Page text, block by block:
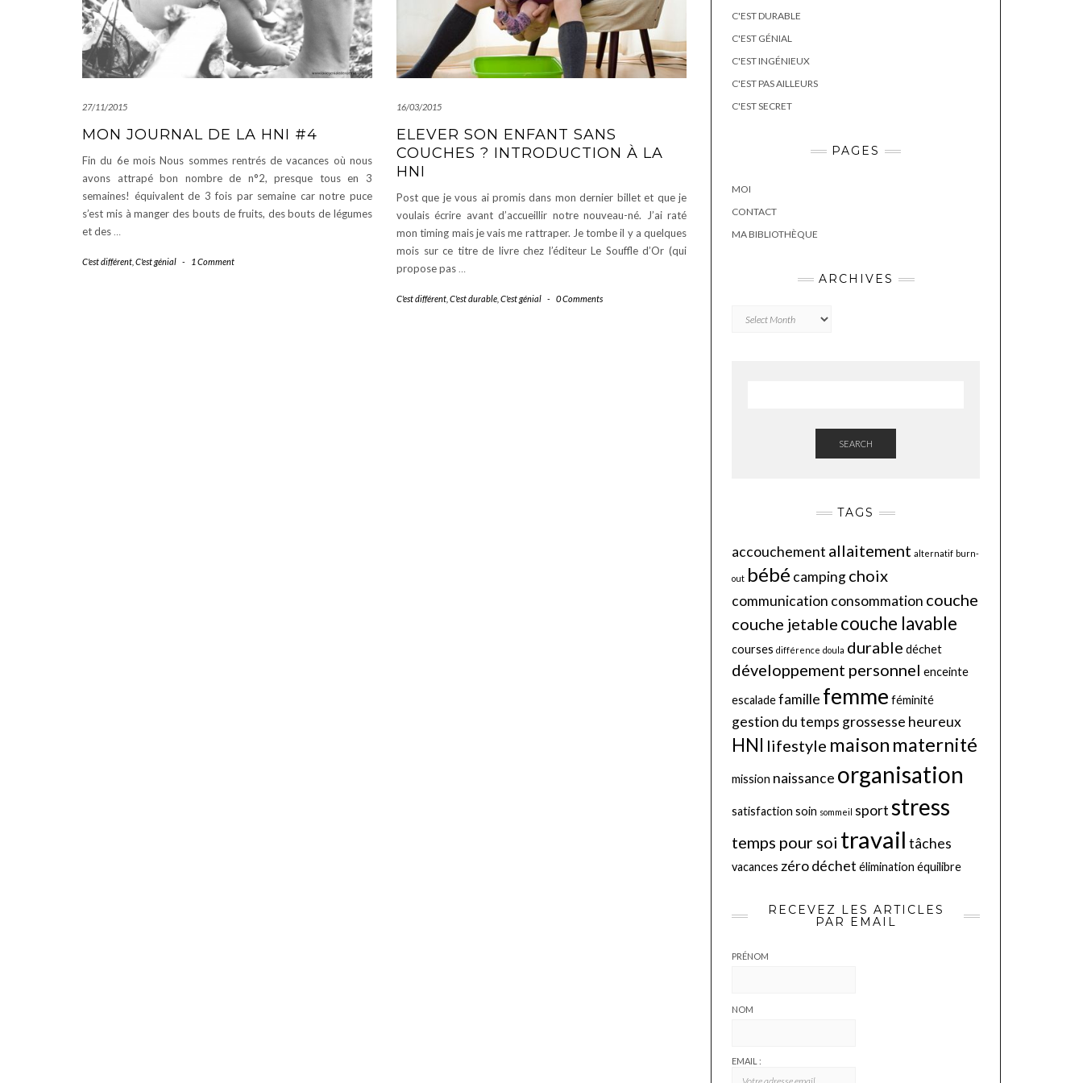
27/11/2015
MON JOURNAL DE LA HNI #4
Fin du 6e mois Nous sommes rentrés de vacances où nous
avons attrapé bon nombre de n°2, presque tous en 3
semaines! équivalent de 3 fois par semaine car notre puce
s’est mis à manger des bouts de fruits, des bouts de légumes
et des …
C'est différent C'est génial - 1 Comment
16/03/2015
ELEVER SON ENFANT SANS
COUCHES ? INTRODUCTION À LA
HNI
Post que je vous ai promis dans mon dernier billet et que je
voulais écrire avant d’accueillir notre nouveau-né. J’ai raté
mon timing mais je vais me rattraper. Je tombe il y a quelques
mois sur ce titre de livre chez l’éditeur Le Souffle d’Or (qui
propose pas …
C'est différent C'est durable C'est génial - 0 Comments
C'EST DURABLE
C'EST GÉNIAL
C'EST INGÉNIEUX
C'EST PAS AILLEURS
C'EST SECRET
PAGES
MOI
CONTACT
MA BIBLIOTHÈQUE
ARCHIVES
SEARCH
TAGS
accouchement allaitement alternatif burn-
out bébé campingchoix
communication consommation couche
couche jetable couche lavable
courses différence doula durable déchet
développement personnel enceinte
escaladefamille femme féminité
gestion du temps grossesse heureux
HNI lifestyle maison maternité
mission naissance organisation
satisfaction soin sommeil sportstress
temps pour soi travail tâches
vacances zéro déchet élimination équilibre
RECEVEZ LES ARTICLES
PAR EMAIL
PRÉNOM
NOM
EMAIL :